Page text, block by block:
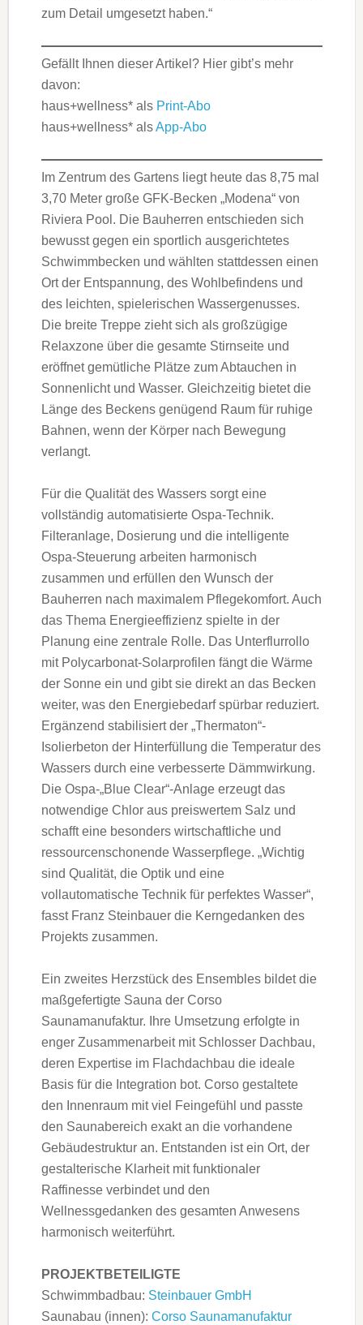
zum Detail umgesetzt haben.“
Gefällt Ihnen dieser Artikel? Hier gibt’s mehr
davon:
haus+wellness* als Print-Abo
haus+wellness* alsApp-Abo
Im Zentrum des Gartens liegt heute das 8,75 mal
3,70 Meter große GFK-Becken „Modena“ von
Riviera Pool. Die Bauherren entschieden sich
bewusst gegen ein sportlich ausgerichtetes
Schwimmbecken und wählten stattdessen einen
Ort der Entspannung, des Wohlbefindens und
des leichten, spielerischen Wassergenusses.
Die breite Treppe zieht sich als großzügige
Relaxzone über die gesamte Stirnseite und
eröffnet gemütliche Plätze zum Abtauchen in
Sonnenlicht und Wasser. Gleichzeitig bietet die
Länge des Beckens genügend Raum für ruhige
Bahnen, wenn der Körper nach Bewegung
verlangt.
Für die Qualität des Wassers sorgt eine
vollständig automatisierte Ospa-Technik.
Filteranlage, Dosierung und die intelligente
Ospa-Steuerung arbeiten harmonisch
zusammen und erfüllen den Wunsch der
Bauherren nach maximalem Pflegekomfort. Auch
das Thema Energieeffizienz spielte in der
Planung eine zentrale Rolle. Das Unterflurrollo
mit Polycarbonat-Solarprofilen fängt die Wärme
der Sonne ein und gibt sie direkt an das Becken
weiter, was den Energiebedarf spürbar reduziert.
Ergänzend stabilisiert der „Thermaton“-
Isolierbeton der Hinterfüllung die Temperatur des
Wassers durch eine verbesserte Dämmwirkung.
Die Ospa-„Blue Clear“-Anlage erzeugt das
notwendige Chlor aus preiswertem Salz und
schafft eine besonders wirtschaftliche und
ressourcenschonende Wasserpflege. „Wichtig
sind Qualität, die Optik und eine
vollautomatische Technik für perfektes Wasser“,
fasst Franz Steinbauer die Kerngedanken des
Projekts zusammen.
Ein zweites Herzstück des Ensembles bildet die
maßgefertigte Sauna der Corso
Saunamanufaktur. Ihre Umsetzung erfolgte in
enger Zusammenarbeit mit Schlosser Dachbau,
deren Expertise im Flachdachbau die ideale
Basis für die Integration bot. Corso gestaltete
den Innenraum mit viel Feingefühl und passte
den Saunabereich exakt an die vorhandene
Gebäudestruktur an. Entstanden ist ein Ort, der
gestalterische Klarheit mit funktionaler
Raffinesse verbindet und den
Wellnessgedanken des gesamten Anwesens
harmonisch weiterführt.
PROJEKTBETEILIGTE
Schwimmbadbau: Steinbauer GmbH
Saunabau (innen): Corso Saunamanufaktur